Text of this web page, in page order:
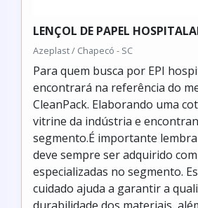
LENÇOL DE PAPEL
Azeplast / Chapecó - SC
Para quem busca por EPI
encontrará na referência do
CleanPack. Elaborando uma
vitrine da indústria e
segmento.É importante
deve sempre ser adquirido
especializadas no segmento.
cuidado ajuda a garantir a